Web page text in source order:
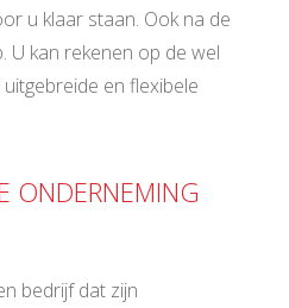
u klaar staan. Ook na de
U kan rekenen op de wel
en flexibele
ONDERNEMING
bedrijf dat zijn